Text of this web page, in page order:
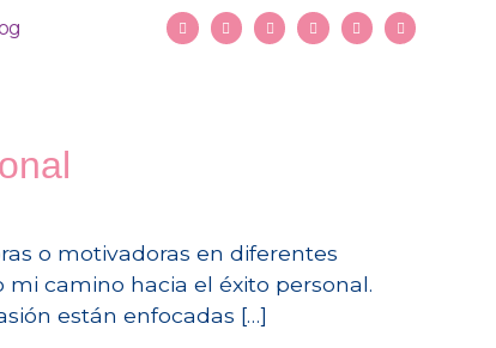
o motivadoras en diferentes
camino hacia el éxito personal.
están enfocadas […]